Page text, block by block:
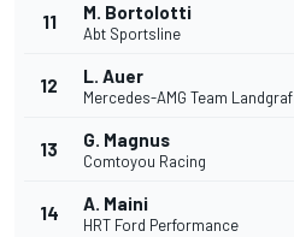
11 M. Bortolotti
Abt Sportsline
12 L. Auer
Mercedes-AMG Team Landgraf
13 G. Magnus
Comtoyou Racing
14 A. Maini
HRT Ford Performance